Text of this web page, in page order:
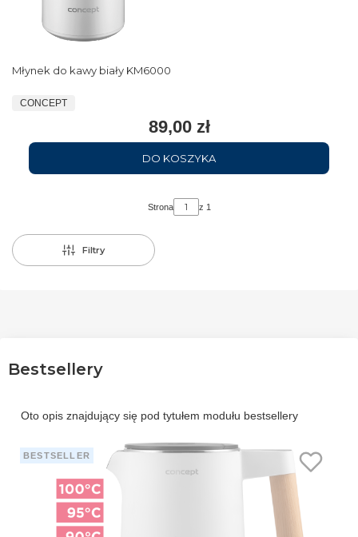
Młynek do kawy biały KM6000
CONCEPT
89,00 zł
DO KOSZYKA
Strona z 1
Filtry
Bestsellery
Oto opis znajdujący się pod tytułem modułu bestsellery
BESTSELLER